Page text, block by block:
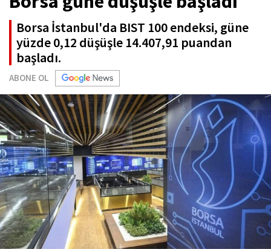
Borsa İstanbul'da BIST 100 endeksi, güne
yüzde 0,12 düşüşle 14.407,91 puandan
başladı.
ABONE OL